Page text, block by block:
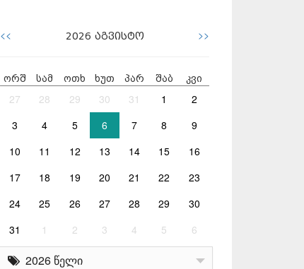
<< 2026 აგვისტო >>
ორშ სამ ოთხ ხუთ პარ შაბ კვი
27 28 29 30 31 1
2
3
4 5 6 7 8
9
10
11 12 13 14 15
16
17
18 19 20 21 22
23
24
25 26 27 28 29
30
31
1 2 3 4 5 6
2026 წელი